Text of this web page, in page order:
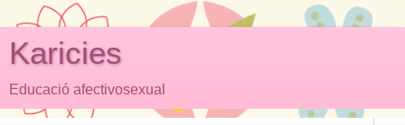
Karicies
Educació afectivosexual